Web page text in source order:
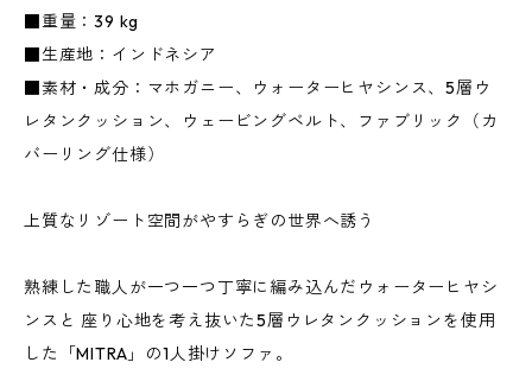
■重量：39 kg
■生産地：インドネシア
■素材・成分：マホガニー、ウォーターヒヤシンス、5層ウ
レタンクッション、ウェービングベルト、ファブリック（カ
バーリング仕様）
上質なリゾート空間がやすらぎの世界へ誘う
熟練した職人が一つ一つ丁寧に編み込んだウォーターヒヤシ
ンスと 座り心地を考え抜いた5層ウレタンクッションを使用
した「MITRA」の1人掛けソファ。